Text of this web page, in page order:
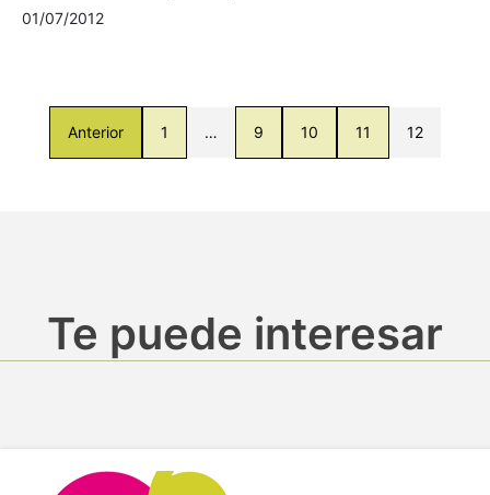
01/07/2012
Anterior 1 … 9 10 11 12
Te puede interesar